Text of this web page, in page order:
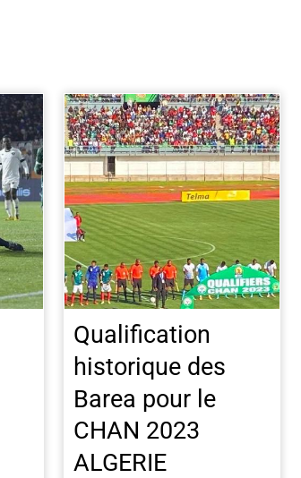
Qualification
historique des
Barea pour le
CHAN 2023
ALGERIE